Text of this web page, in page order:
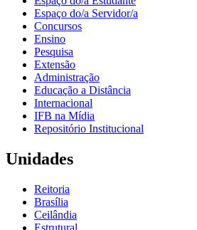
Espaço do/a Servidor/a
Concursos
Ensino
Pesquisa
Extensão
Administração
Educação a Distância
Internacional
IFB na Mídia
Repositório Institucional
Unidades
Reitoria
Brasília
Ceilândia
Estrutural